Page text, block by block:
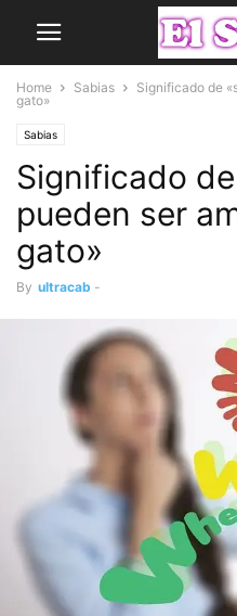
Home Sabias
Significado de
gato»
Sabias
Significado
pueden ser
gato»
By ultracab -